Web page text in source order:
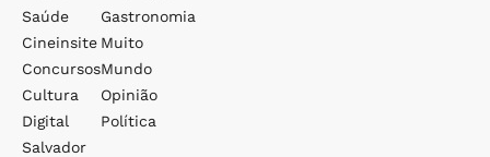
Saúde
Cineinsite
Concursos
Cultura
Digital
Salvador
Gastronomia
Muito
Mundo
Opinião
Política